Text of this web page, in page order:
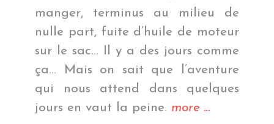
manger, terminus au milieu de
nulle part, fuite d’huile de moteur
sur le sac… Il y a des jours comme
ça… Mais on sait que l’aventure
qui nous attend dans quelques
jours en vaut la peine. more « Au
…